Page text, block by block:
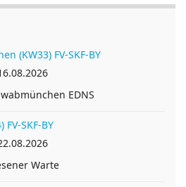
(KW33) FV-SKF-BY
EDNS
FV-SKF-BY
Warte